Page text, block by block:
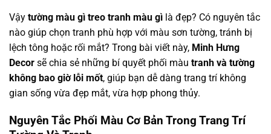
Vậy tường màu gì treo tranh màu gì là đẹp? Có nguyên tắc
nào giúp chọn tranh phù hợp với màu sơn tường, tránh bị
lệch tông hoặc rối mắt? Trong bài viết này, Minh Hưng
Decor sẽ chia sẻ những bí quyết phối màu tranh và tường
không bao giờ lỗi mốt, giúp bạn dễ dàng trang trí không
gian sống vừa đẹp mắt, vừa hợp phong thủy.
Nguyên Tắc Phối Màu Cơ Bản Trong Trang Trí